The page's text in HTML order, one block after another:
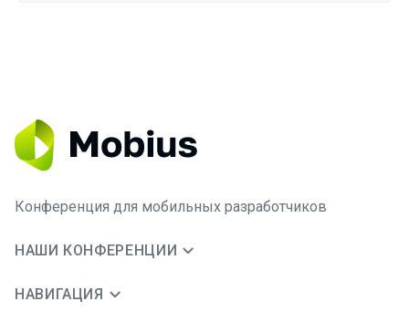
Конференция для мобильных разработчиков
НАШИ КОНФЕРЕНЦИИ
НАВИГАЦИЯ